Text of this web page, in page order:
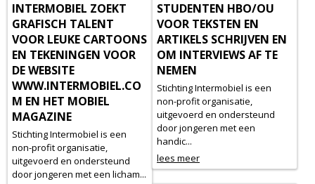
INTERMOBIEL ZOEKT
GRAFISCH TALENT
VOOR LEUKE CARTOONS
EN TEKENINGEN VOOR
DE WEBSITE
WWW.INTERMOBIEL.CO
M EN HET MOBIEL
MAGAZINE
Stichting Intermobiel is een
non-profit organisatie,
uitgevoerd en ondersteund
door jongeren met een licham...
STUDENTEN HBO/OU
VOOR TEKSTEN EN
ARTIKELS SCHRIJVEN EN
OM INTERVIEWS AF TE
NEMEN
Stichting Intermobiel is een
non-profit organisatie,
uitgevoerd en ondersteund
door jongeren met een
handic...
lees meer